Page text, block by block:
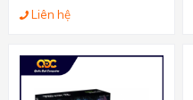
Liên hệ